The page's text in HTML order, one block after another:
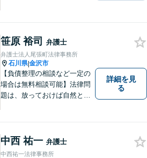
護士に話を聞いてもらうこと
でトラブル解決のきっかけを
つかむことができるかもしれ
ません。
笹原 裕司 弁護士
弁護士法人尾張町法律事務所
石川県|金沢市
【負債整理の相談など一定の
場合は無料相談可能】法律問
題は、放っておけば自然と解
なります。 お気軽にご相談く
ださい。
詳細を見
る
中西 祐一 弁護士
中西祐一法律事務所